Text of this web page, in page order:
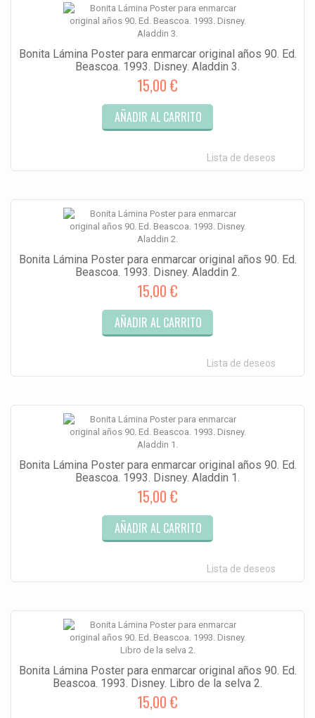
Bonita Lámina Poster para enmarcar original años 90. Ed.
Beascoa. 1993. Disney. Aladdin 3.
15,00 €
AÑADIR AL CARRITO
Lista de deseos
Bonita Lámina Poster para enmarcar original años 90. Ed.
Beascoa. 1993. Disney. Aladdin 2.
15,00 €
AÑADIR AL CARRITO
Lista de deseos
Bonita Lámina Poster para enmarcar original años 90. Ed.
Beascoa. 1993. Disney. Aladdin 1.
15,00 €
AÑADIR AL CARRITO
Lista de deseos
Bonita Lámina Poster para enmarcar original años 90. Ed.
Beascoa. 1993. Disney. Libro de la selva 2.
15,00 €